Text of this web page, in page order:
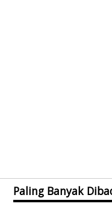
Paling Banyak